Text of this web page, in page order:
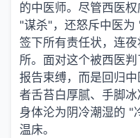
的中医师。尽管西医
"谋杀"，还怒斥中医
签下所有责任状，连
所。面对这个被西医
报告束缚，而是回归
者舌苔白厚腻、手脚冰
身体沦为阴冷潮湿的 "
温床。